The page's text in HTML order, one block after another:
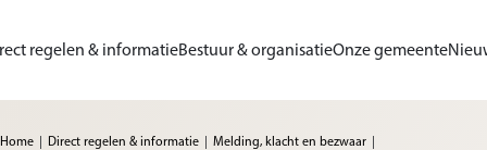
regelen & informatieBestuur & organisatieOnze gemeente
Home Direct regelen & informatie
Melding, klacht en bezwaar